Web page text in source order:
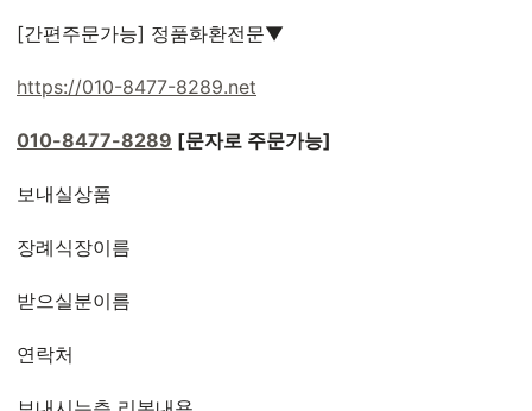
[간편주문가능] 정품화환전문▼
https://010-8477-8289.net
010-8477-8289 [문자로 주문가능]
보내실상품
장례식장이름
받으실분이름
연락처